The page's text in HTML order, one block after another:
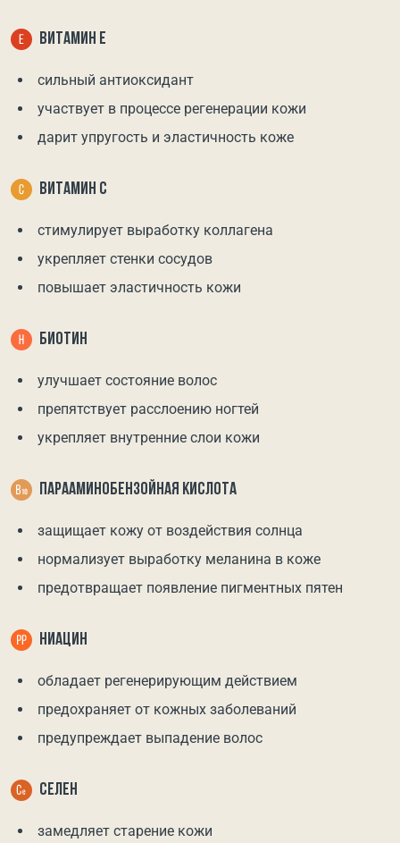
ВИТАМИН Е
сильный антиоксидант
участвует в процессе регенерации кожи
дарит упругость и эластичность коже
ВИТАМИН С
стимулирует выработку коллагена
укрепляет стенки сосудов
повышает эластичность кожи
БИОТИН
улучшает состояние волос
препятствует расслоению ногтей
укрепляет внутренние слои кожи
ПАРААМИНОБЕНЗОЙНАЯ КИСЛОТА
защищает кожу от воздействия солнца
нормализует выработку меланина в коже
предотвращает появление пигментных пятен
НИАЦИН
обладает регенерирующим действием
предохраняет от кожных заболеваний
предупреждает выпадение волос
СЕЛЕН
замедляет старение кожи